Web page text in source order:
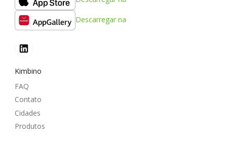
Descarregar na
Kimbino
FAQ
Contato
Cidades
Produtos